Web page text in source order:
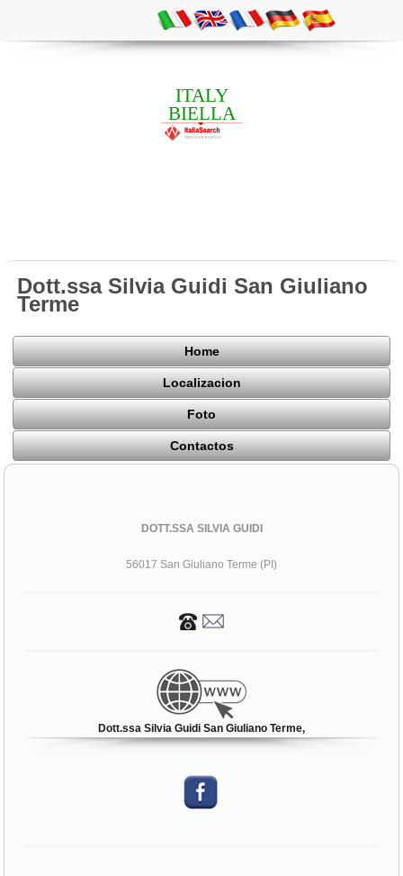
ITALY
BIELLA
Dott.ssa Silvia Guidi San Giuliano
Terme
Home
Localizacion
Foto
Contactos
DOTT.SSA SILVIA GUIDI
56017 San Giuliano Terme (PI)
Dott.ssa Silvia Guidi San Giuliano Terme,